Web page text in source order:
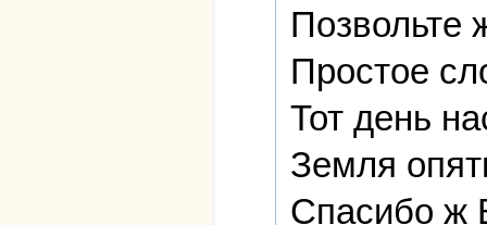
Позвольте
Простое
Тот день
Земля
Спасибо ж